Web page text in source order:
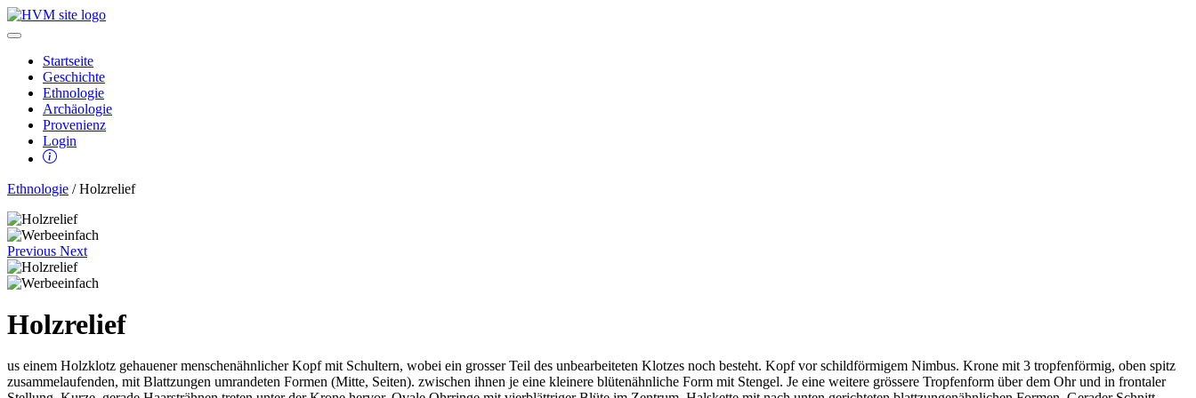
Startseite
Geschichte
Ethnologie
Archäologie
Provenienz
Login
Ethnologie / Holzrelief
Previous Next
Holzrelief
us einem Holzklotz gehauener menschenähnlicher Kopf mit Schultern, wobei ein grosser Teil des unbearbeiteten Klotzes noch besteht. Kopf vor schildförmigem Nimbus. Krone mit 3 tropfenförmig, oben spitz
zusammelaufenden, mit Blattzungen umrandeten Formen (Mitte, Seiten). zwischen ihnen je eine kleinere blütenähnliche Form mit Stengel. Je eine weitere grössere Tropfenform über dem Ohr und in frontaler